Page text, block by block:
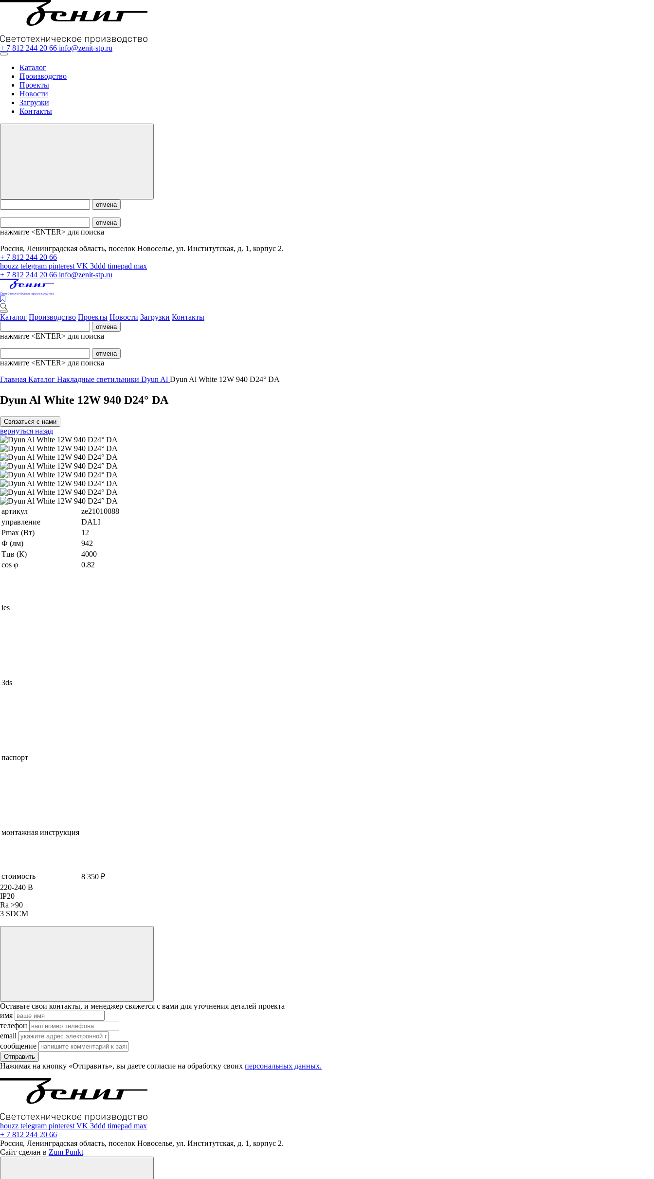
+ 7 812 244 20 66 info@zenit-stp.ru
Каталог
Производство
Проекты
Новости
Загрузки
Контакты
отмена
отмена
нажмите <ENTER> для поиска
Россия, Ленинградская область, поселок Новоселье, ул. Институтская, д. 1, корпус 2.
+ 7 812 244 20 66
houzz telegram pinterest VK 3ddd timepad max
+ 7 812 244 20 66 info@zenit-stp.ru
Каталог Производство Проекты Новости Загрузки Контакты
отмена
нажмите <ENTER> для поиска
отмена
нажмите <ENTER> для поиска
Главная Каталог Накладные светильники Dyun Al Dyun Al White 12W 940 D24° DA
Dyun Al White 12W 940 D24° DA
Связаться с нами
вернуться назад
артикул
ze21010088
управление
DALI
Pmax (Вт)
12
Ф (лм)
942
Тцв (К)
4000
cos φ
0.82
ies
3ds
паспорт
монтажная инструкция
стоимость
8 350 ₽
220-240 В
IP20
Ra >90
3 SDCM
Оставьте свои контакты, и менеджер свяжется с вами для уточнения деталей проекта
имя
телефон
email
сообщение
Отправить
Нажимая на кнопку «Отправить», вы даете согласие на обработку своих персональных данных.
houzz telegram pinterestVK 3ddd timepad max
+ 7 812 244 20 66
Россия, Ленинградская область, поселок Новоселье, ул. Институтская, д. 1, корпус 2.
Сайт сделан в Zum Punkt